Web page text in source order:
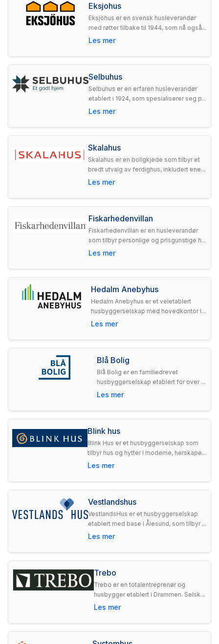
Eksjohus
Eksjöhus er en svensk husleverandør
med røtter tilbake til 1944, som nå også...
Les mer
Selbuhus
Selbuhus er en erfaren husleverandør
etablert i 1924, som spesialiserer seg p...
Les mer
Skalahus
Skalahus er en boligkjede som tilbyr et
bredt utvalg av ferdighus, inkludert ene...
Les mer
Fiskarhedenvillan
Fiskarhedenvillan er en husleverandør
som tilbyr personlige og prisgunstige h...
Les mer
Hedalm Anebyhus
Hedalm Anebyhus er et veletablert
husbyggerselskap med hovedkontor i...
Les mer
Blå Bolig
Blå Bolig er en familiedrevet
husbyggerselskap etablert for over ...
Les mer
Blink hus
Blink Hus er et husbyggerselskap som
tilbyr hus og hytter i moderne, herskape...
Les mer
Vestlandshus
VestlandsHus er et husbyggerselskap
etablert med base i Ålesund, som tilbyr ...
Les mer
Trebo
Trebo er en totalentreprenør og
husbygger etablert i Drammen. Selsk...
Les mer